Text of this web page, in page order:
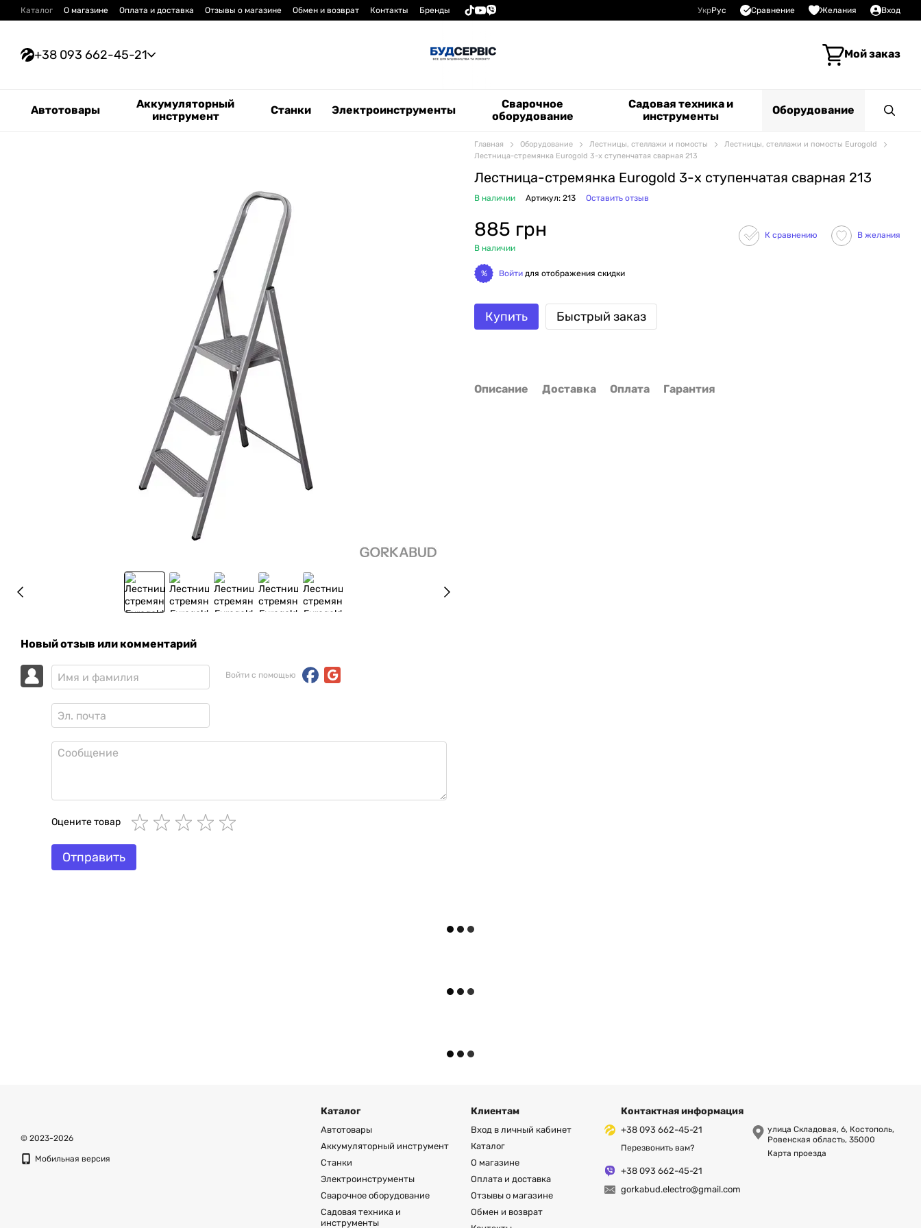
Перейти к основному контенту
Каталог О магазине Оплата и доставка Отзывы о магазине Обмен и возврат Контакты Бренды УкрРус Сравнение Желания Вход
+38 093 662-45-21 Мой заказ
Автотовары
Аккумуляторный
инструмент
Станки Электроинструменты
Сварочное
оборудование
Садовая техника и
инструменты
Оборудование
Новый отзыв или комментарий
Войти с помощью
Оцените товар
Отправить
Главная Оборудование Лестницы, стеллажи и помосты
Лестницы, стеллажи и помосты Eurogold
Лестница-стремянка Eurogold 3-х ступенчатая сварная 213
Лестница-стремянка Eurogold 3-х ступенчатая сварная 213
В наличии Артикул: 213 Оставить отзыв
885 грн
В наличии
К сравнению В желания
% Войти для отображения скидки
Купить Быстрый заказ
Описание Доставка Оплата Гарантия
© 2023-2026
Мобильная версия
Каталог
Автотовары
Аккумуляторный инструмент
Станки
Электроинструменты
Сварочное оборудование
Садовая техника и
инструменты
Клиентам
Вход в личный кабинет
Каталог
О магазине
Оплата и доставка
Отзывы о магазине
Обмен и возврат
Контактная информация
+38 093 662-45-21
Перезвонить вам?
+38 093 662-45-21
gorkabud.electro@gmail.com
улица Складовая, 6, Костополь,
Ровенская область, 35000
Карта проезда